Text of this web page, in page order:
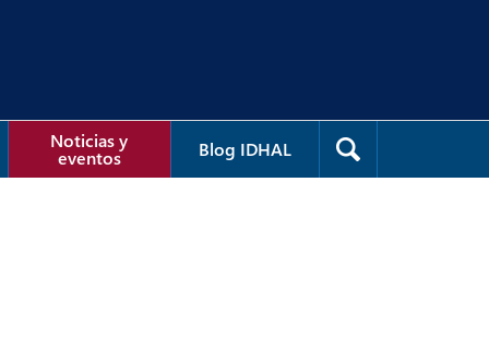
Noticias y
eventos Blog IDHAL